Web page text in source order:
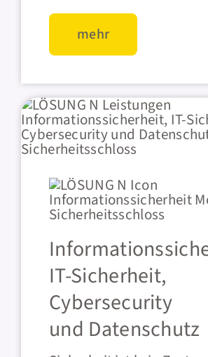
mehr
IT-Sicherheit,
Cybersecurity
und Datenschutz